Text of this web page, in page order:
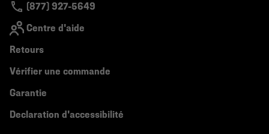
(877) 927-5649
Centre d'aide
Retours
Vérifier une commande
Garantie
Declaration d'accessibilité